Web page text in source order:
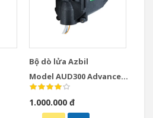
Bộ dò lửa Azbil
Model AUD300 Advanced
Ultraviolet Flame
Detector
1.000.000 đ